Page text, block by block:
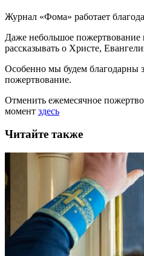
Журнал «Фома» работает
Даже небольшое
рассказывать о Христе,
Особенно мы будем благодарны
пожертвование.
Отменить ежемесячное
момент здесь
Читайте также